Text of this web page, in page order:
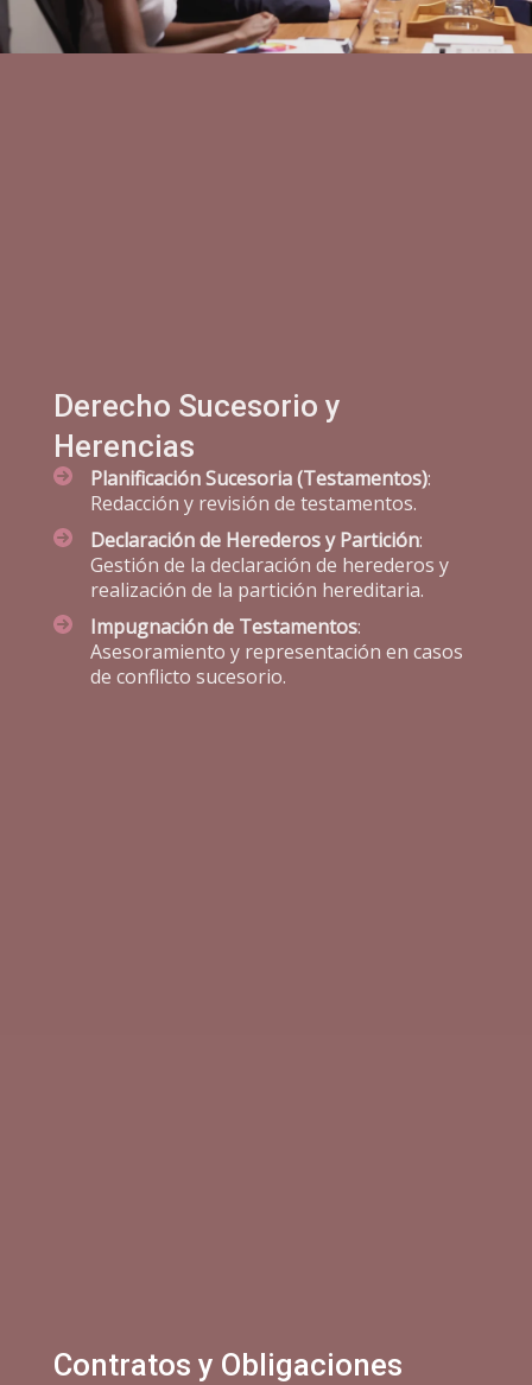
Derecho Sucesorio y
Herencias
Planificación Sucesoria (Testamentos):
Redacción y revisión de testamentos.
Declaración de Herederos y Partición:
Gestión de la declaración de herederos y
realización de la partición hereditaria.
Impugnación de Testamentos:
Asesoramiento y representación en casos
de conflicto sucesorio.
Contratos y Obligaciones